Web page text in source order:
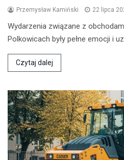
Przemysław Kamiński 22 lipca
Wydarzenia związane z
Polkowicach były pełne emocji i
Czytaj dalej